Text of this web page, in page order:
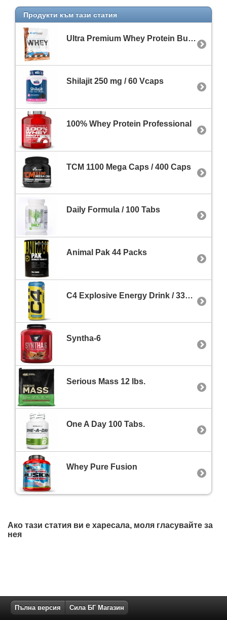
Продукти към тази статия
Ultra Premium Whey Protein Build Sachet
Shilajit 250 mg / 60 Vcaps
100% Whey Protein Professional
TCM 1100 Mega Caps / 400 Caps
Daily Formula / 100 Tabs
Animal Pak 44 Packs
C4 Explosive Energy Drink / 330 ml
Syntha-6
Serious Mass 12 lbs.
One A Day 100 Tabs.
Whey Pure Fusion
Ако тази статия ви е харесала, моля гласувайте за
нея
Пълна версия Сила БГ Магазин